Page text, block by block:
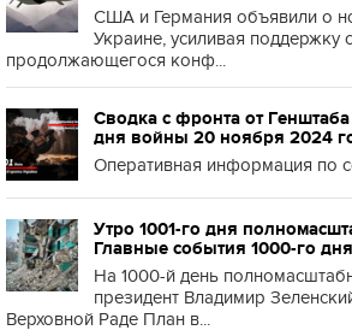
США и Германия объявили о
Украине, усиливая поддержку
продолжающегося конф...
Сводка с фронта от
дня войны 20 ноября 2024
Оперативная информация по
Утро 1001-го дня
Главные события 1000-го
На 1000-й день
президент Владимир
Верховной Раде План в...